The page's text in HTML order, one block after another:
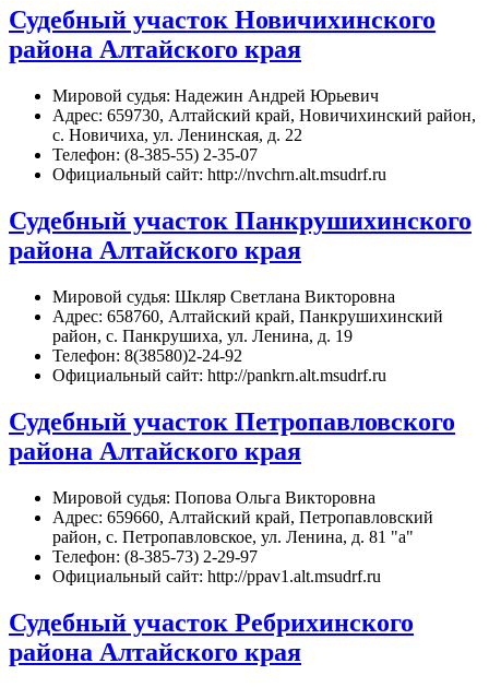
Судебный участок Новичихинского
района Алтайского края
Мировой судья: Надежин Андрей Юрьевич
Адрес: 659730, Алтайский край, Новичихинский район,
с. Новичиха, ул. Ленинская, д. 22
Телефон: (8-385-55) 2-35-07
Официальный сайт: http://nvchrn.alt.msudrf.ru
Судебный участок Панкрушихинского
района Алтайского края
Мировой судья: Шкляр Светлана Викторовна
Адрес: 658760, Алтайский край, Панкрушихинский
район, с. Панкрушиха, ул. Ленина, д. 19
Телефон: 8(38580)2-24-92
Официальный сайт: http://pankrn.alt.msudrf.ru
Судебный участок Петропавловского
района Алтайского края
Мировой судья: Попова Ольга Викторовна
Адрес: 659660, Алтайский край, Петропавловский
район, с. Петропавловское, ул. Ленина, д. 81 "а"
Телефон: (8-385-73) 2-29-97
Официальный сайт: http://ppav1.alt.msudrf.ru
Судебный участок Ребрихинского
района Алтайского края